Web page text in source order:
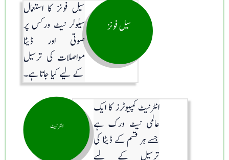
سیل فونز کا استعمال
سیلولر نیٹ ورکس پر
صوتی اور ڈیٹا
مواصلات کی ترسیل
کے لیے کیا جاتا ہے۔
سیل فونز
انٹرنیٹ
انٹرنیٹ کمپیوٹرز کا ایک
عالمی نیٹ ورک ہے
جسے ہر قسم کے ڈیٹا کی
ترسیل کے لیے